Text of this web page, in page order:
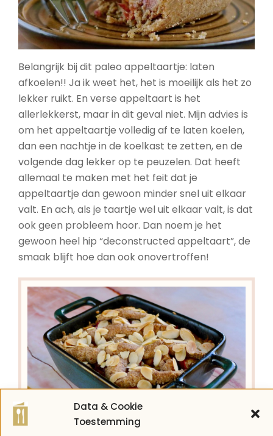
Data & Cookie
Toestemming
Belangrijk bij dit paleo appeltaartje: laten
afkoelen!! Ja ik weet het, het is moeilijk als het zo
lekker ruikt. En verse appeltaart is het
allerlekkerst, maar in dit geval niet. Mijn advies is
om het appeltaartje volledig af te laten koelen,
dan een nachtje in de koelkast te zetten, en de
volgende dag lekker op te peuzelen. Dat heeft
allemaal te maken met het feit dat je
appeltaartje dan gewoon minder snel uit elkaar
valt. En ach, als je taartje wel uit elkaar valt, is dat
ook geen probleem hoor. Dan noem je het
gewoon heel hip “deconstructed appeltaart”, de
smaak blijft hoe dan ook onovertroffen!